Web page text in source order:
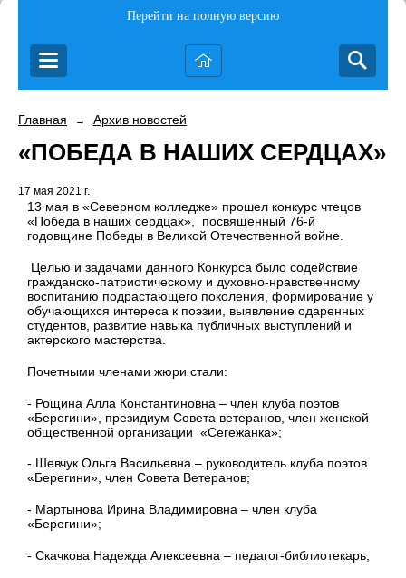
Перейти на полную версию
Главная → Архив новостей
«ПОБЕДА В НАШИХ СЕРДЦАХ»
17 мая 2021 г.
13 мая в «Северном колледже» прошел конкурс чтецов
«Победа в наших сердцах»,
посвященный 76-й
годовщине Победы в Великой Отечественной войне.
Целью и задачами данного Конкурса было содействие
гражданско-патриотическому и духовно-нравственному
воспитанию подрастающего поколения, формирование у
обучающихся интереса к поэзии, выявление одаренных
студентов, развитие навыка публичных выступлений и
актерского мастерства.
Почетными членами жюри стали:
- Рощина Алла Константиновна – член клуба поэтов
«Берегини», президиум Совета ветеранов, член женской
общественной организации «Сегежанка»;
- Шевчук Ольга Васильевна – руководитель клуба поэтов
«Берегини», член Совета Ветеранов;
- Мартынова Ирина Владимировна – член клуба
«Берегини»;
- Скачкова Надежда Алексеевна – педагог-библиотекарь;